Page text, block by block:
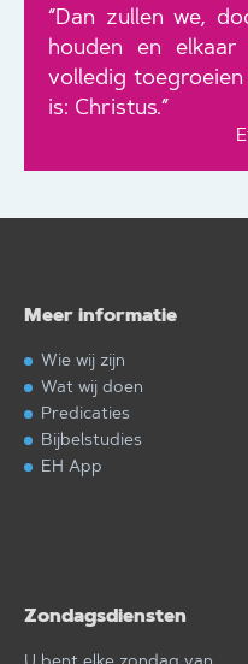
“Dan zullen we,
houden en
volledig
is: Christus.”
Meer informatie
Wie wij zijn
Wat wij doen
Predicaties
Bijbelstudies
EH App
Zondagsdiensten